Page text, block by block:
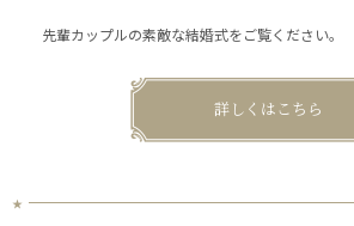
先輩カップルの素敵な結婚式をご覧ください。
詳しくはこちら